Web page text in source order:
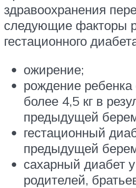
здравоохранения
следующие факторы
гестационного
ожирение;
рождение ребенка
более 4,5 кг в
предыдущей
гестационный
предыдущей
сахарный диабет
родителей,